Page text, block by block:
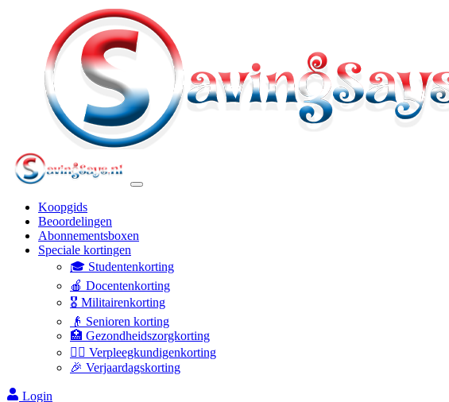
Koopgids
Beoordelingen
Abonnementsboxen
Speciale kortingen
🎓 Studentenkorting
🍎 Docentenkorting
🎖️ Militairenkorting
👴 Senioren korting
🏥 Gezondheidszorgkorting
👩‍⚕️ Verpleegkundigenkorting
🎉 Verjaardagskorting
Login